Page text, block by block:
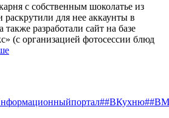
с собственным шоколатье из
для нее аккаунты в
разработали сайт на базе
(с организацией фотосессии блюд
##ВКухню